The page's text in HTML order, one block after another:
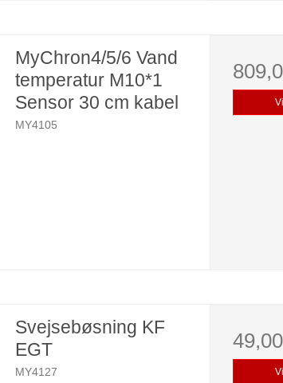
MyChron4/5/6 Vand
temperatur M10*1
Sensor 30 cm kabel
MY4105
Svejsebøsning KF
EGT
MY4127